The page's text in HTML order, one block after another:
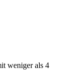
weniger als 4